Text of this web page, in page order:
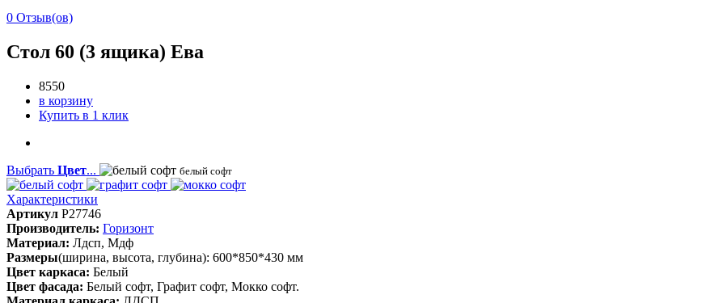
0 Отзыв(ов)
Стол 60 (3 ящика) Ева
8550
в корзину
Купить в 1 клик
Выбрать Цвет... белый софт
Характеристики
Артикул P27746
Производитель: Горизонт
Материал: Лдсп, Мдф
Размеры(ширина, высота, глубина): 600*850*430 мм
Цвет каркаса: Белый
Цвет фасада: Белый софт, Графит софт, Мокко софт.